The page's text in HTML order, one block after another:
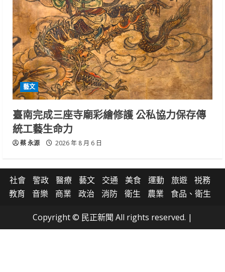
藝文
臺南完成三座寺廟彩繪修護 公私協力保存傳
統工藝生命力
蔡 永源 2026 年 8 月 6 日
社會 警政 醫療 藝文 交通 美食 運動 旅遊
祱務
教育
音樂 商業 政治 消防 衛生 農業 食品、衛生
Copyright © 民正新聞 All rights reserved. |